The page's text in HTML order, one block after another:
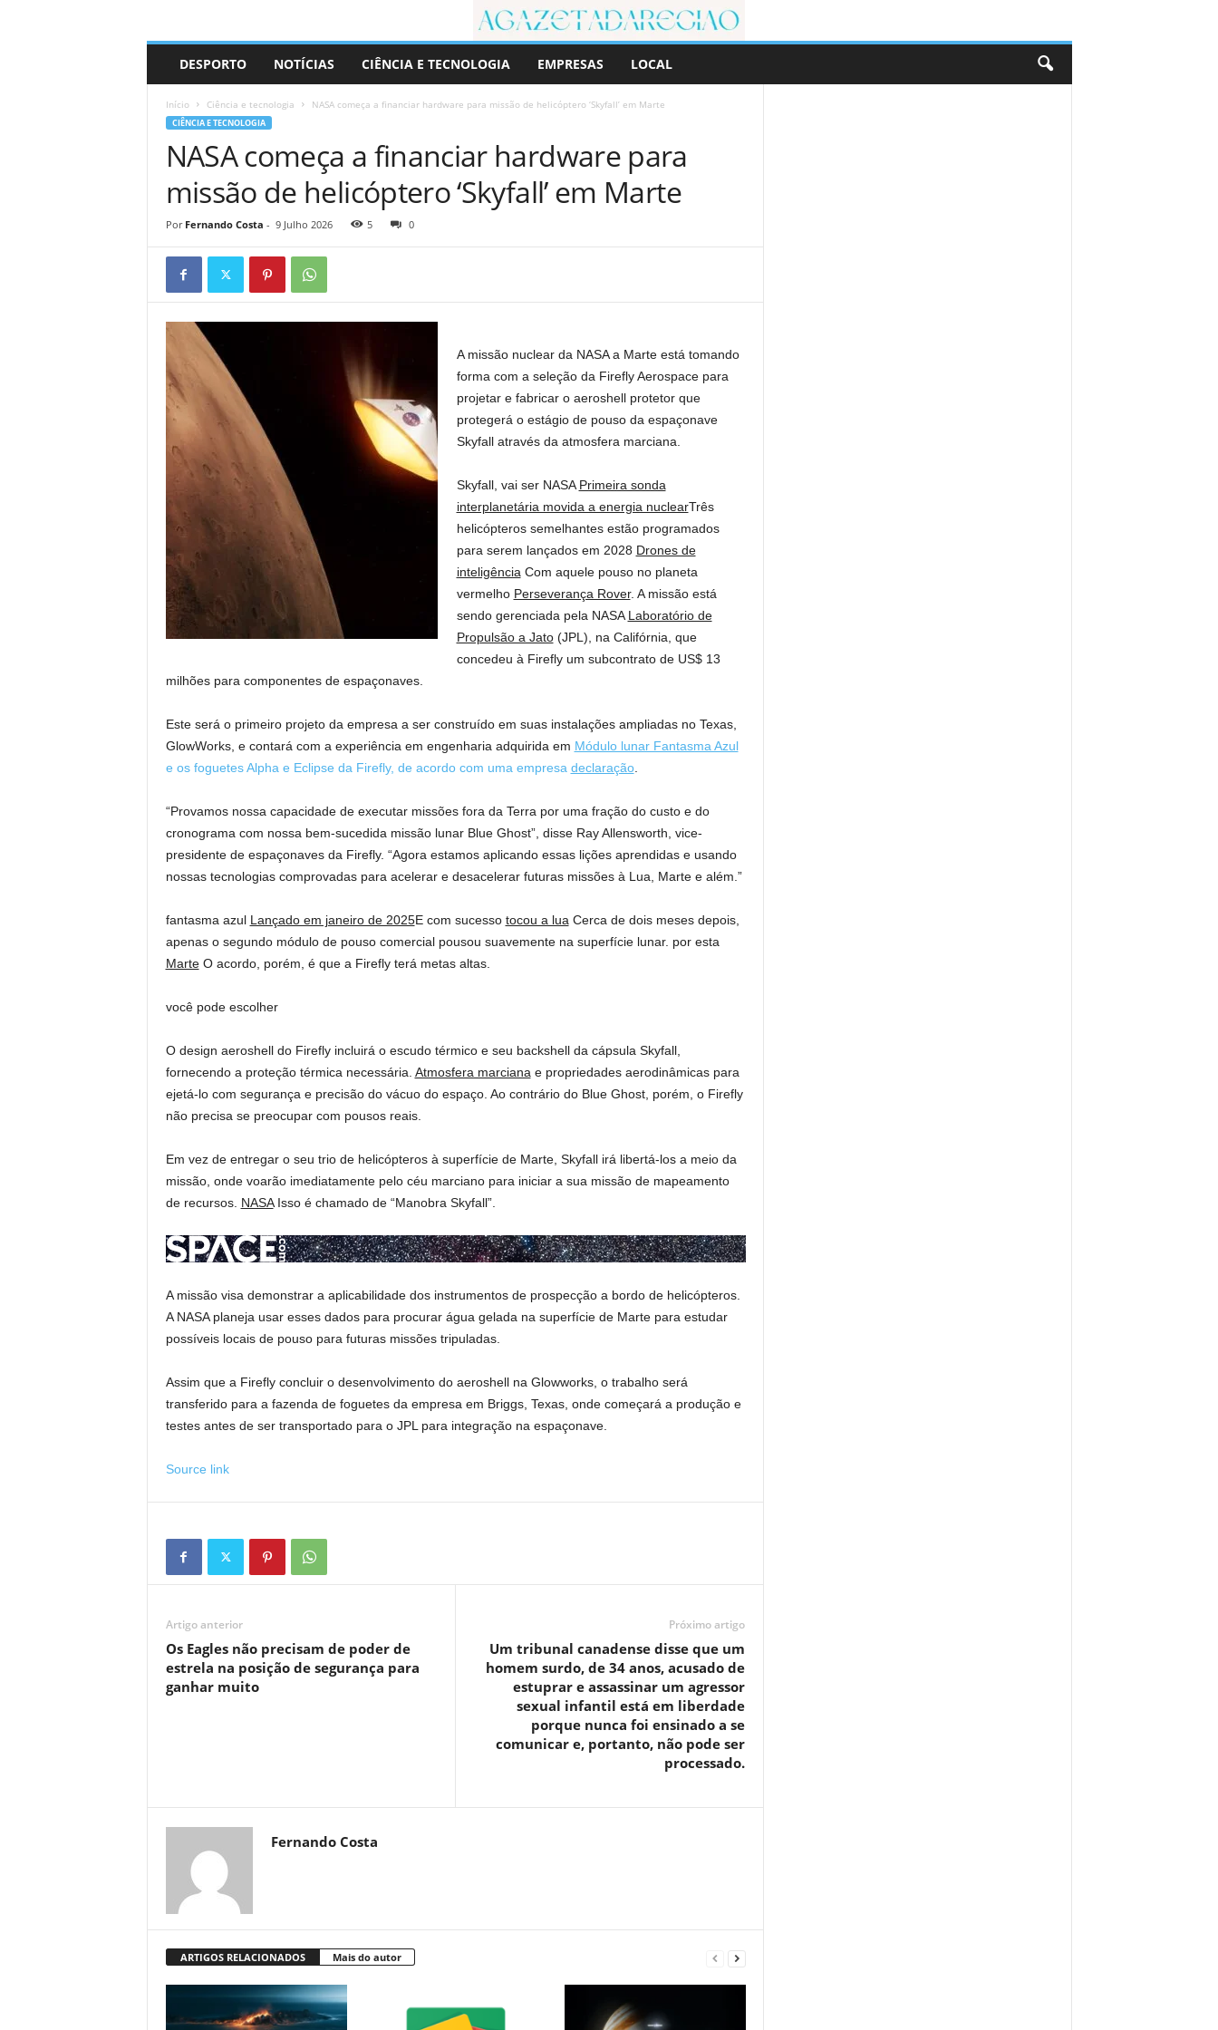
r
DESPORTO NOTÍCIAS CIÊNCIA E TECNOLOGIA EMPRESAS LOCAL
Início Ciência e tecnologia NASA começa a financiar hardware para missão de helicóptero ‘Skyfall’ em Marte
CIÊNCIA E TECNOLOGIA
NASA começa a financiar hardware para
missão de helicóptero ‘Skyfall’ em Marte
Por Fernando Costa - 9 Julho 2026 5 0
A missão nuclear da NASA a Marte está tomando
forma com a seleção da Firefly Aerospace para
projetar e fabricar o aeroshell protetor que
protegerá o estágio de pouso da espaçonave
Skyfall através da atmosfera marciana.
Skyfall, vai ser NASA Primeira sonda
interplanetária movida a energia nuclearTrês
helicópteros semelhantes estão programados
para serem lançados em 2028 Drones de
inteligência Com aquele pouso no planeta
vermelho Perseverança Rover. A missão está
sendo gerenciada pela NASA Laboratório de
Propulsão a Jato(JPL), na Califórnia, que
concedeu à Firefly um subcontrato de US$ 13
milhões para componentes de espaçonaves.
Este será o primeiro projeto da empresa a ser construído em suas instalações ampliadas no Texas,
GlowWorks, e contará com a experiência em engenharia adquirida em Módulo lunar Fantasma Azul
e os foguetes Alpha e Eclipse da Firefly, de acordo com uma empresa declaração.
“Provamos nossa capacidade de executar missões fora da Terra por uma fração do custo e do
cronograma com nossa bem-sucedida missão lunar Blue Ghost”, disse Ray Allensworth, vice-
presidente de espaçonaves da Firefly. “Agora estamos aplicando essas lições aprendidas e usando
nossas tecnologias comprovadas para acelerar e desacelerar futuras missões à Lua, Marte e além.”
fantasma azul Lançado em janeiro de 2025E com sucesso tocou a lua Cerca de dois meses depois,
apenas o segundo módulo de pouso comercial pousou suavemente na superfície lunar. por esta
MarteO acordo, porém, é que a Firefly terá metas altas.
você pode escolher
O design aeroshell do Firefly incluirá o escudo térmico e seu backshell da cápsula Skyfall,
fornecendo a proteção térmica necessária. Atmosfera marciana e propriedades aerodinâmicas para
ejetá-lo com segurança e precisão do vácuo do espaço. Ao contrário do Blue Ghost, porém, o Firefly
não precisa se preocupar com pousos reais.
Em vez de entregar o seu trio de helicópteros à superfície de Marte, Skyfall irá libertá-los a meio da
missão, onde voarão imediatamente pelo céu marciano para iniciar a sua missão de mapeamento
de recursos. NASAIsso é chamado de “Manobra Skyfall”.
A missão visa demonstrar a aplicabilidade dos instrumentos de prospecção a bordo de helicópteros.
A NASA planeja usar esses dados para procurar água gelada na superfície de Marte para estudar
possíveis locais de pouso para futuras missões tripuladas.
Assim que a Firefly concluir o desenvolvimento do aeroshell na Glowworks, o trabalho será
transferido para a fazenda de foguetes da empresa em Briggs, Texas, onde começará a produção e
testes antes de ser transportado para o JPL para integração na espaçonave.
Source link
Artigo anterior
Os Eagles não precisam de poder de
estrela na posição de segurança para
ganhar muito
Próximo artigo
Um tribunal canadense disse que um
homem surdo, de 34 anos, acusado de
estuprar e assassinar um agressor
sexual infantil está em liberdade
porque nunca foi ensinado a se
comunicar e, portanto, não pode ser
processado.
Fernando Costa
ARTIGOS RELACIONADOS Mais do autor